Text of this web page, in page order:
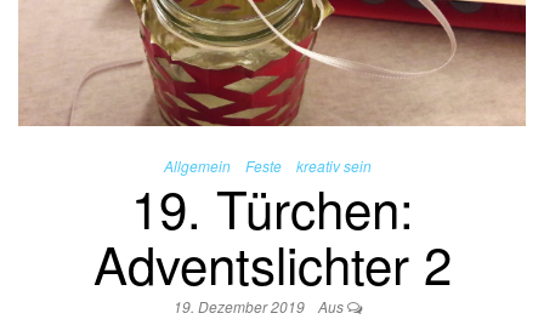
Allgemein Feste kreativ sein
19. Türchen:
Adventslichter 2
19. Dezember 2019 Aus